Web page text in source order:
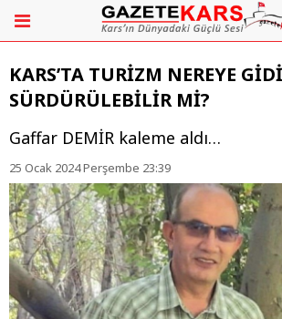
KARS’TA TURİZM NEREYE
SÜRDÜRÜLEBİLİR Mİ?
Gaffar DEMİR kaleme aldı…
25 Ocak 2024 Perşembe 23:39